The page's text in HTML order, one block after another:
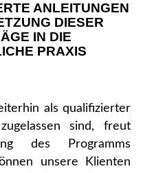
ANLEITUNGEN
DIESER
IN DIE
PRAXIS
als qualifizierter
sind, freut
des Programms
unsere Klienten